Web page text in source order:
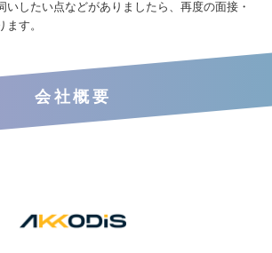
いしたい点などがありましたら、再度の面接・
す。
会社概要